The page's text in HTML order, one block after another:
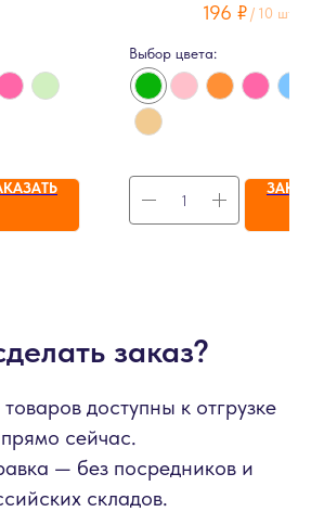
196 ₽ / 10 шт
Выбор цвета:
заказ?
доступны к отгрузке
прямо сейчас.
— без посредников и
складов.